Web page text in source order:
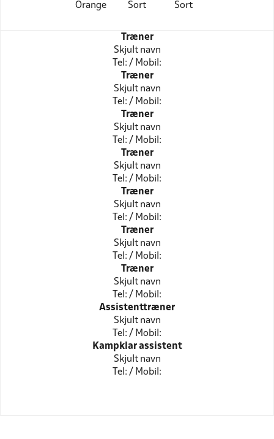
Orange Sort Sort
Træner
Skjult navn
Tel: / Mobil:
Træner
Skjult navn
Tel: / Mobil:
Træner
Skjult navn
Tel: / Mobil:
Træner
Skjult navn
Tel: / Mobil:
Træner
Skjult navn
Tel: / Mobil:
Træner
Skjult navn
Tel: / Mobil:
Træner
Skjult navn
Tel: / Mobil:
Assistenttræner
Skjult navn
Tel: / Mobil:
Kampklar assistent
Skjult navn
Tel: / Mobil: